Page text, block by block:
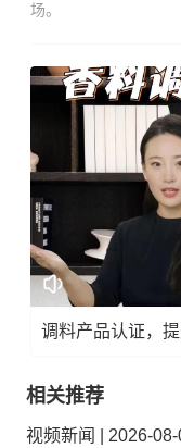
场。
调料产品认证，
相关推荐
视频新闻 | 2026-